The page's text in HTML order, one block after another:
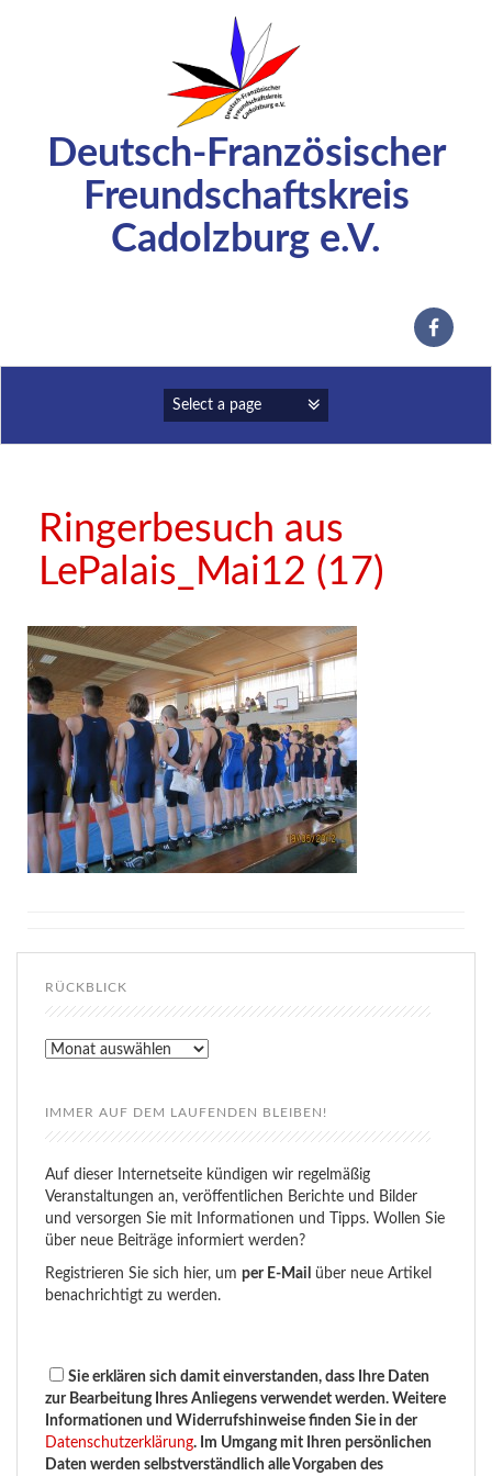
Deutsch-Französischer
Freundschaftskreis
Cadolzburg e.V.
Ringerbesuch aus
LePalais_Mai12 (17)
RÜCKBLICK
Rückblick
IMMER AUF DEM LAUFENDEN BLEIBEN!
Auf dieser Internetseite kündigen wir regelmäßig
Veranstaltungen an, veröffentlichen Berichte und Bilder
und versorgen Sie mit Informationen und Tipps. Wollen Sie
über neue Beiträge informiert werden?
Registrieren Sie sich hier, um per E-Mail
über neue Artikel
benachrichtigt zu werden.
Sie erklären sich damit einverstanden, dass Ihre Daten
zur Bearbeitung Ihres Anliegens verwendet werden. Weitere
Informationen und Widerrufshinweise finden Sie in der
Datenschutzerklärung. Im Umgang mit Ihren persönlichen
Daten werden selbstverständlich alle Vorgaben des